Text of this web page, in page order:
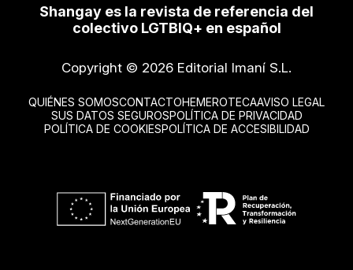
Shangay es la revista de referencia del
colectivo LGTBIQ+ en español
Copyright © 2026 Editorial Imaní S.L.
QUIÉNES SOMOSCONTACTOHEMEROTECAAVISO LEGAL
SUS DATOS SEGUROSPOLÍTICA DE PRIVACIDAD
POLÍTICA DE COOKIESPOLÍTICA DE ACCESIBILIDAD